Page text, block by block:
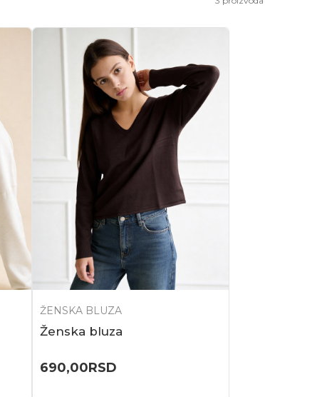
ŽENSKA BLUZA
Ženska bluza
690,00RSD